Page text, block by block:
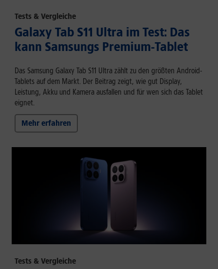
Tests & Vergleiche
Galaxy Tab S11 Ultra im Test: Das
kann Samsungs Premium-Tablet
Das Samsung Galaxy Tab S11 Ultra zählt zu den größten Android-
Tablets auf dem Markt. Der Beitrag zeigt, wie gut Display,
Leistung, Akku und Kamera ausfallen und für wen sich das Tablet
eignet.
Mehr erfahren
Tests & Vergleiche